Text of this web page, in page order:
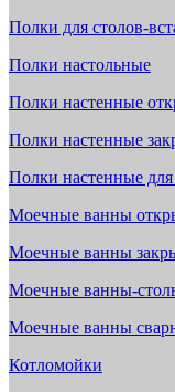
Полки для столов-
Полки настольные
Полки настенные
Полки настенные
Полки настенные
Моечные ванны
Моечные ванны
Моечные ванны-
Моечные ванны
Котломойки